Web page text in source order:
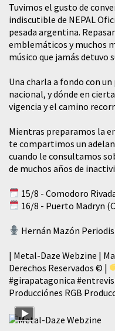
Tuvimos el gusto de
indiscutible de NEPAL
pesada argentina.
emblemáticos y muchos
músico que jamás detuvo
​Una charla a fondo con
nacional, y dónde en
vigencia y el camino
Mientras preparamos la
te compartimos un
cuando le consultamos
de muchos años de
15/8 - Comodoro
16/8 - Puerto Madryn
Hernán Mazón
| Metal-Daze Webzine |
Derechos Reservados © |
#girapatagonica
Producciónes RGB